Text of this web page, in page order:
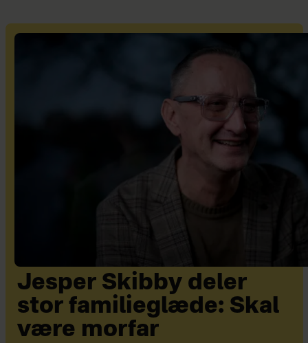
Jesper Skibby deler
stor familieglæde: Skal
være morfar